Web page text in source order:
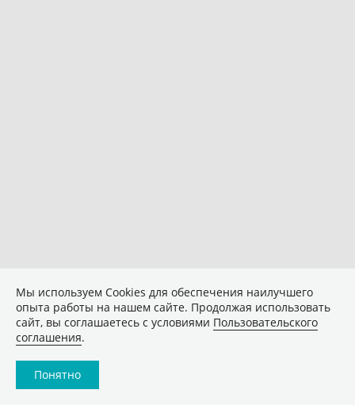
Мы используем Сookies для обеспечения наилучшего
опыта работы на нашем сайте. Продолжая использовать
сайт, вы соглашаетесь с условиями Пользовательского
соглашения.
Понятно